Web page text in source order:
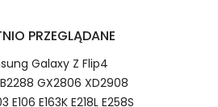
kupujących w
możesz odzyskać
PRZEGLĄDANE
Galaxy Z Flip4
GX2806 XD2908
E106 E163K E218L E258S